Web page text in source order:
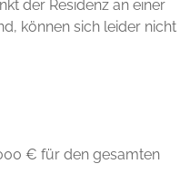
der Residenz an einer
können sich leider nicht
€ für den gesamten